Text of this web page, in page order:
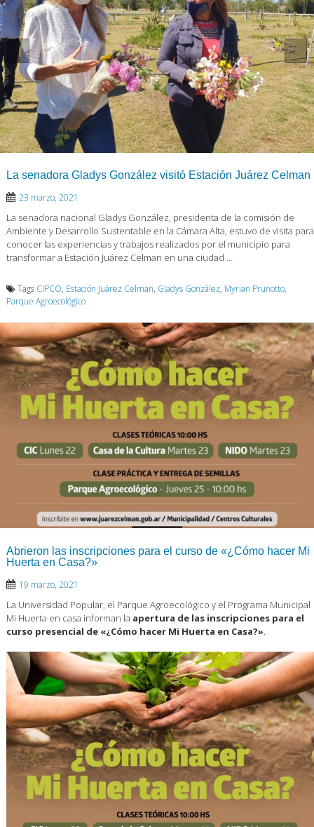
La senadora Gladys González visitó Estación Juárez Celman
23 marzo, 2021
La senadora nacional Gladys González, presidenta de la comisión de
Ambiente y Desarrollo Sustentable en la Cámara Alta, estuvo de visita para
conocer las experiencias y trabajos realizados por el municipio para
transformar a Estación Juárez Celman en una ciudad …
Tags CIPCO, Estación Juárez Celman, Gladys González, Myrian Prunotto,
Parque Agroecológico
Abrieron las inscripciones para el curso de «¿Cómo hacer Mi
Huerta en Casa?»
19 marzo, 2021
La Universidad Popular, el Parque Agroecológico y el Programa Municipal
Mi Huerta en casa informan la apertura de las inscripciones para el
curso presencial de «¿Cómo hacer Mi Huerta en Casa?».